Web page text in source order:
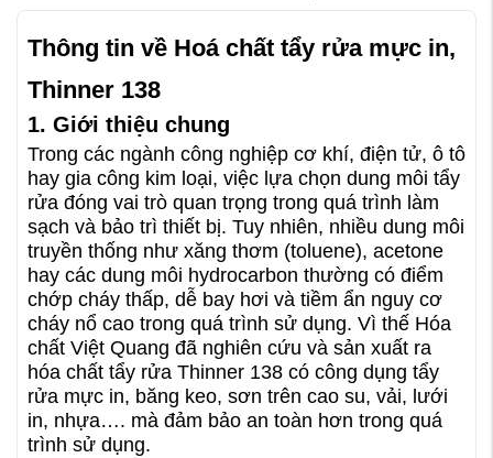
Thông tin về Hoá chất tẩy rửa mực in,
Thinner 138
1. Giới thiệu chung
Trong các ngành công nghiệp cơ khí, điện tử, ô tô
hay gia công kim loại, việc lựa chọn dung môi tẩy
rửa đóng vai trò quan trọng trong quá trình làm
sạch và bảo trì thiết bị. Tuy nhiên, nhiều dung môi
truyền thống như xăng thơm (toluene), acetone
hay các dung môi hydrocarbon thường có điểm
chớp cháy thấp, dễ bay hơi và tiềm ẩn nguy cơ
cháy nổ cao trong quá trình sử dụng. Vì thế Hóa
chất Việt Quang đã nghiên cứu và sản xuất ra
hóa chất tẩy rửa Thinner 138 có công dụng tẩy
rửa mực in, băng keo, sơn trên cao su, vải, lưới
in, nhựa…. mà đảm bảo an toàn hơn trong quá
trình sử dụng.